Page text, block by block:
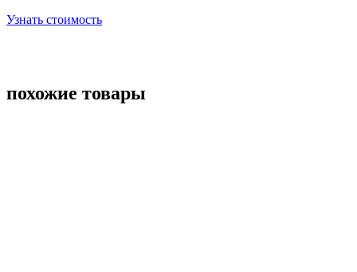
Узнать стоимость
похожие товары